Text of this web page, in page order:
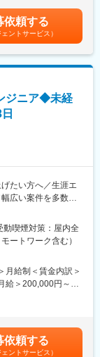
徴です！
などから幅広く評
ます。
に共有
ックを得る
負の客先常駐で開
り、今では上段の
予定です（少なく
支払い管理システ
テムなど業界に依
フルリモートへ）
た。そのため、以
もって案件対応で
はない自社開発が
っかりと取ること
取り組みも行い
課による賃金はあ
する可能性があり
。
依頼する
ェントサービス）
ジニア◆未経
たい方へ／生涯エ
広い案件を多数保
動喫煙対策：屋内全
ートワーク含む）
月給制＜賃金内訳＞
給＞200,000円～
て上下する可能性
記です。
依頼する
ェントサービス）